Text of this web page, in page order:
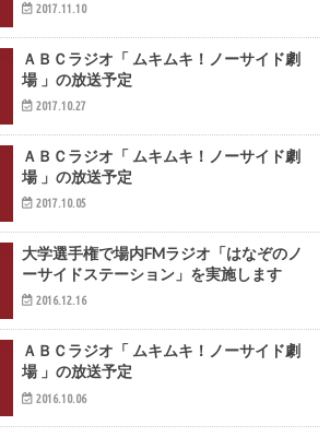
2017.11.10
ＡＢＣラジオ「 ムキムキ！ノーサイド劇
場 」の放送予定
2017.10.27
ＡＢＣラジオ「 ムキムキ！ノーサイド劇
場 」の放送予定
2017.10.05
大学選手権で場内FMラジオ「はなぞのノ
ーサイドステーション」を実施します
2016.12.16
ＡＢＣラジオ「 ムキムキ！ノーサイド劇
場 」の放送予定
2016.10.06